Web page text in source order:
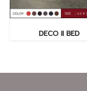
DECO II BED